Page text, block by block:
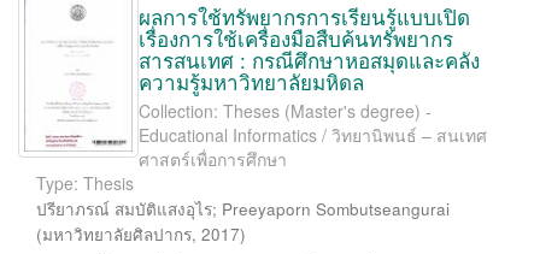
ผลการใช้ทรัพยากรการเรียนรู้แบบเปิด
เรื่องการใช้เครื่องมือสืบค้นทรัพยากร
สารสนเทศ : กรณีศึกษาหอสมุดและคลัง
ความรู้มหาวิทยาลัยมหิดล
Collection: Theses (Master's degree) -
Educational Informatics / วิทยานิพนธ์ – สนเทศ
ศาสตร์เพื่อการศึกษา
Type: Thesis
ปรียาภรณ์ สมบัติแสงอุไร; Preeyaporn Sombutseangurai
(มหาวิทยาลัยศิลปากร, 2017)